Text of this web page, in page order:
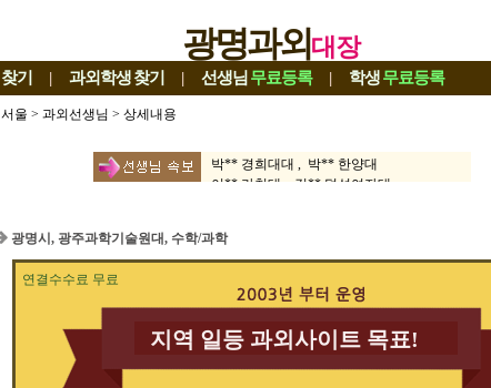
광명과외대장
찾기 | 과외학생찾기 | 선생님 무료등록 | 학생무료등록
서울 > 과외선생님 > 상세내용
박** 경희대대 , 박** 한양대
이** 가천대 , 김** 덕성여자대
진** 백석대 , 유** 고려대
송** 성균관대 , 홍** 충남대
오** 이화여자대 , 정** 단국대대
이** 고려대 , 김** 성균관대
광명시, 광주과학기술원대, 수학/과학
연결수수료 무료
지역 일등 과외사이트 목표!